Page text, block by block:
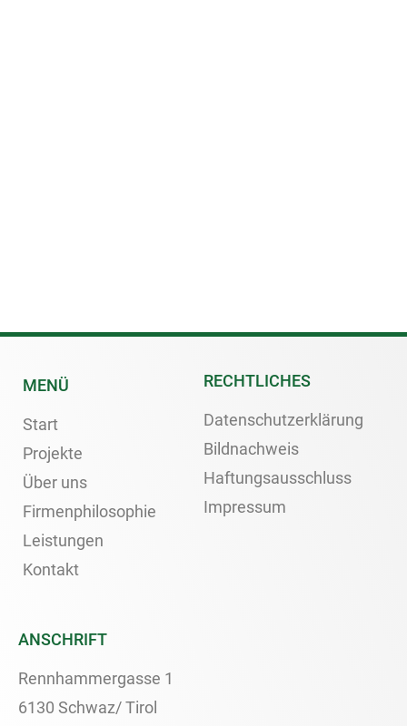
MENÜ
Start
Projekte
Über uns
Firmenphilosophie
Leistungen
Kontakt
RECHTLICHES
Datenschutzerklärung
Bildnachweis
Haftungsausschluss
Impressum
ANSCHRIFT
Rennhammergasse 1
6130 Schwaz/ Tirol